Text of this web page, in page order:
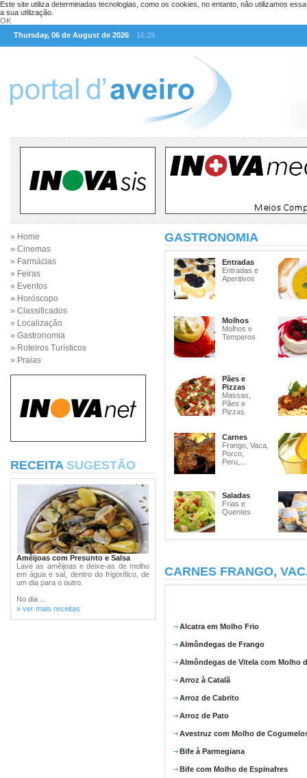
Este site utiliza determinadas tecnologias, como os cookies, no entanto, não utilizamos
a sua utilização.
OK
Thursday, 06 de August de 2026
16:29
» Home
» Cinemas
» Farmácias
» Feiras
» Eventos
» Horóscopo
» Classificados
» Localização
» Gastronomia
» Roteiros Turísticos
» Praias
RECEITA SUGESTÃO
Amêijoas com Presunto e Salsa
Lave as amêijoas e deixe-as de molho
em água e sal, dentro do frigorífico, de
um dia para o outro.
No dia ...
» ver mais receitas
GASTRONOMIA
Entradas
Entradas e
Aperitivos
Molhos
Molhos e
Temperos
Pães e
Pizzas
Massas,
Pães e
Pizzas
Carnes
Frango, Vaca,
Porco,
Peru,...
Saladas
Frias e
Quentes
CARNES FRANGO,
Alcatra em Molho Frio
Almôndegas de Frango
Almôndegas de Vitela com Molho
Arroz à Catalã
Arroz de Cabrito
Arroz de Pato
Avestruz com Molho de
Bife à Parmegiana
Bife com Molho de Espinafres